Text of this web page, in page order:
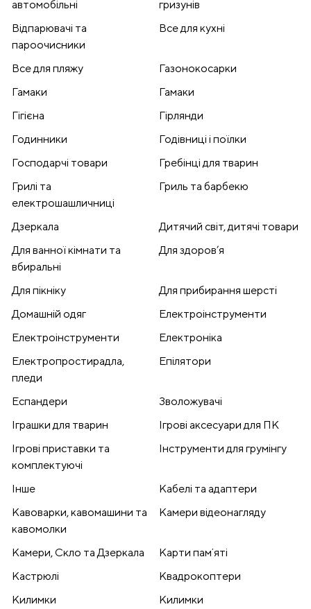
автомобільні
гризунів
Відпарювачі та
пароочисники
Все для кухні
Все для пляжу
Газонокосарки
Гамаки
Гамаки
Гігієна
Гірлянди
Годинники
Годівниці і поїлки
Господарчі товари
Гребінці для тварин
Грилі та
електрошашличниці
Гриль та барбекю
Дзеркала
Дитячий світ, дитячі товари
Для ванної кімнати та
вбиральні
Для здоров’я
Для пікніку
Для прибирання шерсті
Домашній одяг
Електроінструменти
Електроінструменти
Електроніка
Електропростирадла,
пледи
Епілятори
Еспандери
Зволожувачі
Іграшки для тварин
Ігрові аксесуари для ПК
Ігрові приставки та
комплектуючі
Інструменти для грумінгу
Інше
Кабелі та адаптери
Кавоварки, кавомашини та
кавомолки
Камери відеонагляду
Камери, Скло та Дзеркала
Карти памʼяті
Кастрюлі
Квадрокоптери
Килимки
Килимки